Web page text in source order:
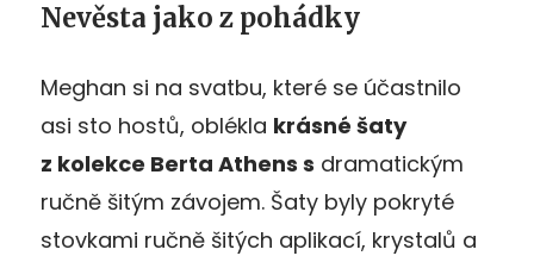
Nevěsta jako z pohádky
Meghan si na svatbu, které se účastnilo
asi sto hostů, oblékla krásné šaty
z kolekce Berta Athens s dramatickým
ručně šitým závojem. Šaty byly pokryté
stovkami ručně šitých aplikací, krystalů a